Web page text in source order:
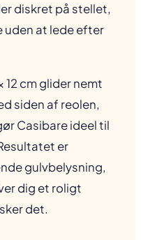
diskret på stellet,
uden at lede efter
12 cm glider nemt
siden af reolen,
Casibare ideel til
er
gulvbelysning,
dig et roligt
det.